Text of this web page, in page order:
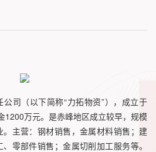
司（以下简称“力拓物资”），成立于
1200万元。是赤峰地区成立较早，规模
主营：钢材销售，金属材料销售；建
零部件销售；金属切削加工服务等。